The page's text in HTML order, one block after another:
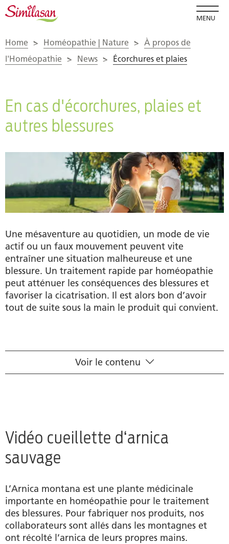
MENU
Home > Homéopathie | Nature > À propos de
l'Homéopathie > News > Écorchures et plaies
En cas d'écorchures, plaies et
autres blessures
Une mésaventure au quotidien, un mode de vie
actif ou un faux mouvement peuvent vite
entraîner une situation malheureuse et une
blessure. Un traitement rapide par homéopathie
peut atténuer les conséquences des blessures et
favoriser la cicatrisation. Il est alors bon d’avoir
tout de suite sous la main le produit qui convient.
Cueillette darnica sauvage
Produits
Voir le contenu
Vidéo cueillette d‘arnica
sauvage
L’Arnica montana est une plante médicinale
importante en homéopathie pour le traitement
des blessures. Pour fabriquer nos produits, nos
collaborateurs sont allés dans les montagnes et
ont récolté l’arnica de leurs propres mains.